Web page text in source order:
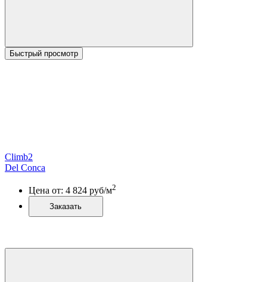
Быстрый просмотр
Climb2
Del Conca
Цена от: 4 824 руб/м2
Заказать